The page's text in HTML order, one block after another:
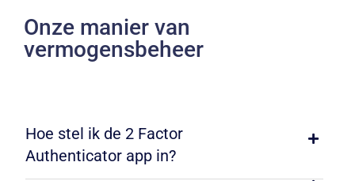
Onze manier van
vermogensbeheer
Hoe stel ik de 2 Factor
Authenticator app in?